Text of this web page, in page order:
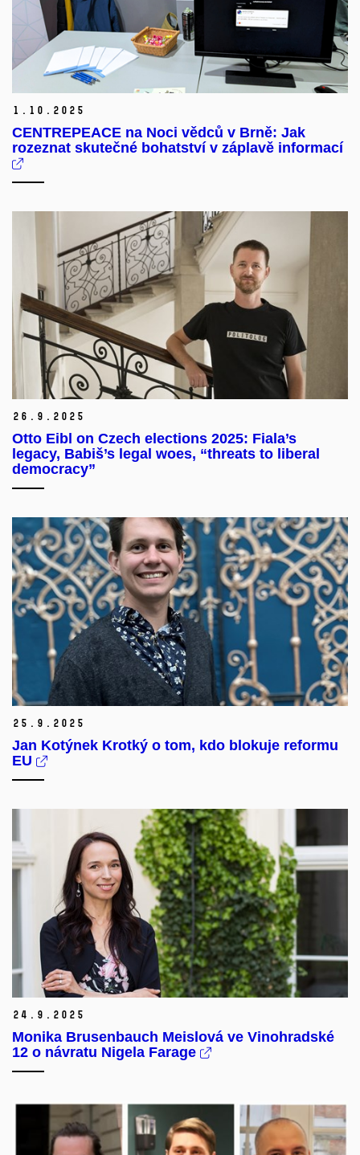
1. 10. 2025
CENTREPEACE na Noci vědců v Brně: Jak
rozeznat skutečné bohatství v záplavě informací
26. 9. 2025
Otto Eibl on Czech elections 2025: Fiala’s
legacy, Babiš’s legal woes, “threats to liberal
democracy”
25. 9. 2025
Jan Kotýnek Krotký o tom, kdo blokuje reformu
EU
24. 9. 2025
Monika Brusenbauch Meislová ve Vinohradské
12 o návratu Nigela Farage